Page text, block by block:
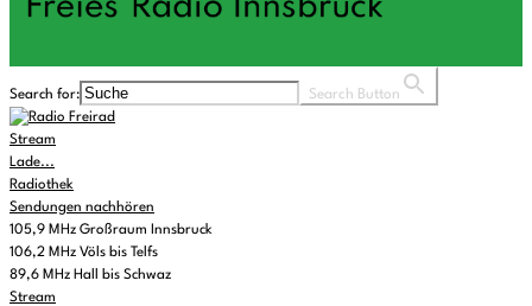
Search for: Search Button
Stream
Lade...
Radiothek
Sendungen nachhören
105,9 MHz Großraum Innsbruck
106,2 MHz Völs bis Telfs
89,6 MHz Hall bis Schwaz
Stream